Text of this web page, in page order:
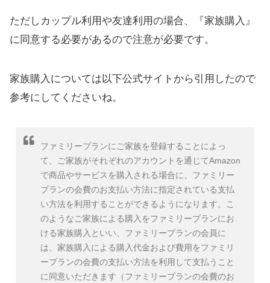
ただしカップル利用や友達利用の場合、『家族購入』
に同意する必要があるので注意が必要です。
家族購入については以下公式サイトから引用したので
参考にしてくださいね。
ファミリープランにご家族を登録することによっ
て、ご家族がそれぞれのアカウントを通じてAmazon
で商品やサービスを購入される場合に、ファミリー
プランの会費のお支払い方法に指定されている支払
い方法を利用することができるようになります。こ
のようなご家族による購入をファミリープランにお
ける家族購入といい、ファミリープランの会員に
は、家族購入による購入代金および費用をファミリ
ープランの会費の支払い方法を利用して支払うこと
に同意いただきます（ファミリープランの会費のお